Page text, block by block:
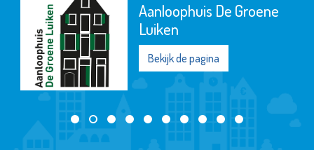
Aanloophuis De Groene
Luiken
Bekijk de pagina